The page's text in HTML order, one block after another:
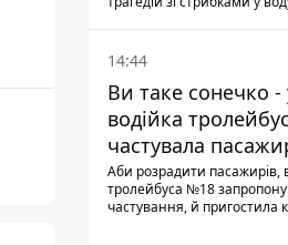
14:44
Ви таке сонечко -
водійка
частувала
під час
мережі
Аби розрадити пасажирів,
тролейбуса №18
частування, й пригостила